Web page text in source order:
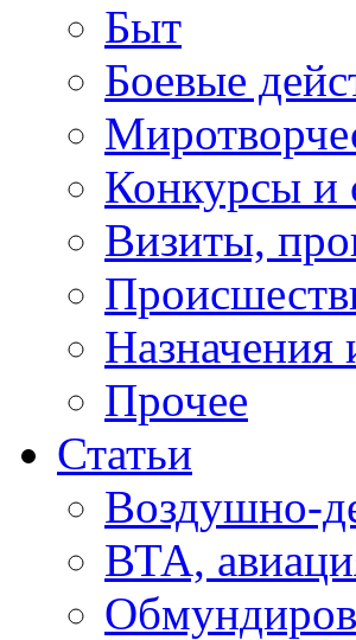
Быт
Боевые
Конкурсы и
Визиты,
Назначения
Прочее
Статьи
Воздушно-
ВТА,